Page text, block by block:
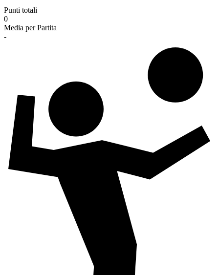
Punti totali
0
Media per Partita
-